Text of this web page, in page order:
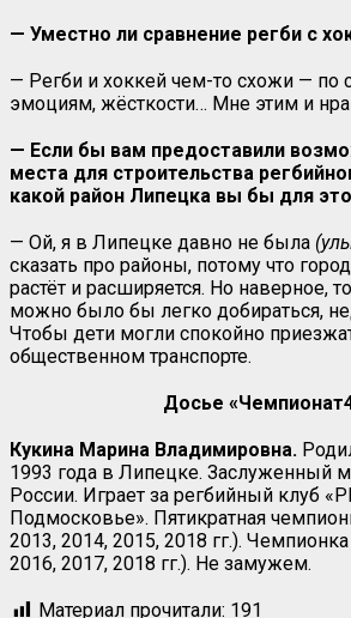
— Уместно ли сравнение регби с
— Регби и хоккей чем-то схожи — по
эмоциям, жёсткости… Мне этим и
— Если бы вам предоставили
места для строительства
какой район Липецка вы бы для
— Ой, я в Липецке давно не была
сказать про районы, потому что
растёт и расширяется. Но наверное,
можно было бы легко добираться,
Чтобы дети могли спокойно
общественном транспорте.
Досье
Кукина Марина Владимировна.
1993 года в Липецке. Заслуженный
России. Играет за регбийный клуб
Подмосковье». Пятикратная
2013, 2014, 2015, 2018 гг.).
2016, 2017, 2018 гг.). Не замужем.
Материал прочитали: 191